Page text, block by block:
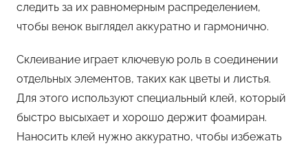
следить за их равномерным распределением,
чтобы венок выглядел аккуратно и гармонично.
Склеивание играет ключевую роль в соединении
отдельных элементов, таких как цветы и листья.
Для этого используют специальный клей, который
быстро высыхает и хорошо держит фоамиран.
Наносить клей нужно аккуратно, чтобы избежать